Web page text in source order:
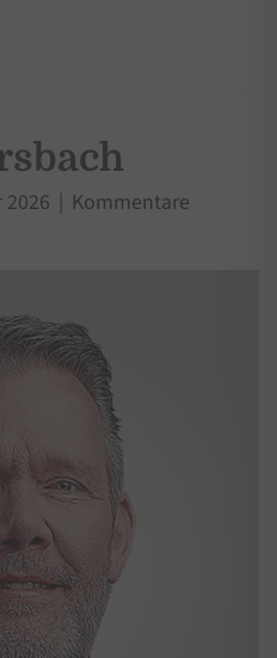
2026 | Kommentare